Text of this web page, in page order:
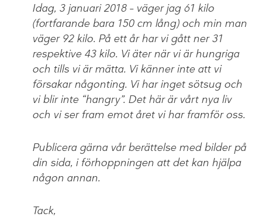
Idag, 3 januari 2018 – väger jag 61 kilo
(fortfarande bara 150 cm lång) och min man
väger 92 kilo. På ett år har vi gått ner 31
respektive 43 kilo. Vi äter när vi är hungriga
och tills vi är mätta. Vi känner inte att vi
försakar någonting. Vi har inget sötsug och
vi blir inte “hangry”. Det här är vårt nya liv
och vi ser fram emot året vi har framför oss.
Publicera gärna vår berättelse med bilder på
din sida, i förhoppningen att det kan hjälpa
någon annan.
Tack,